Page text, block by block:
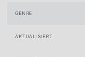
GENRE
AKTUALISIERT